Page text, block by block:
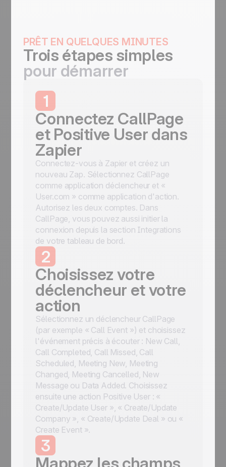
PRÊT EN QUELQUES MINUTES
Trois étapes simples
pour démarrer
1
Connectez CallPage
et Positive User dans
Zapier
Connectez-vous à Zapier et créez un
nouveau Zap. Sélectionnez CallPage
comme application déclencheur et «
User.com » comme application d'action.
Autorisez les deux comptes. Dans
CallPage, vous pouvez aussi initier la
connexion depuis la section Integrations
de votre tableau de bord.
2
Choisissez votre
déclencheur et votre
action
Sélectionnez un déclencheur CallPage
(par exemple « Call Event ») et choisissez
l'événement précis à écouter : New Call,
Call Completed, Call Missed, Call
Scheduled, Meeting New, Meeting
Changed, Meeting Cancelled, New
Message ou Data Added. Choisissez
ensuite une action Positive User : «
Create/Update User », « Create/Update
Company », « Create/Update Deal » ou «
Create Event ».
3